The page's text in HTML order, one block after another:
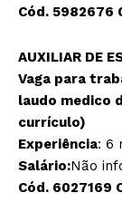
Cód. 5982676
AUXILIAR DE
Vaga para
laudo medico
currículo)
Experiência: 6
Salário:Não
Cód. 6027169